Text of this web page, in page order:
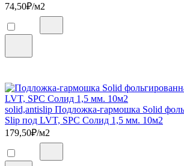
74,50₽/м2
solid,antislip Подложка-гармошка Solid
Slip под LVT, SPC Солид 1,5 мм. 10м2
179,50₽/м2